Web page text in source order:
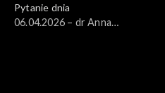
Pytanie dnia
06.04.2026 – dr Anna